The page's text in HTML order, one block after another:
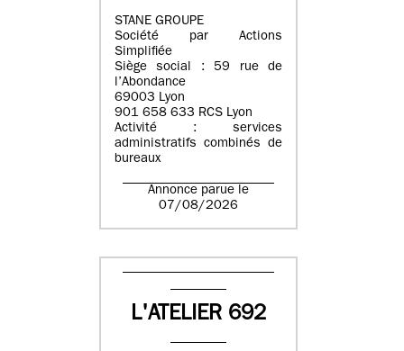
STANE GROUPE
Société par Actions
Simplifiée
Siège social : 59 rue de
l’Abondance
69003 Lyon
901 658 633 RCS Lyon
Activité : services
administratifs combinés de
bureaux
Annonce parue le
07/08/2026
L'ATELIER 692